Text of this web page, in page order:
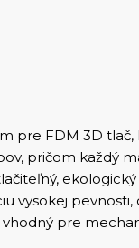
pre FDM 3D
pričom každý
vysokej
pre